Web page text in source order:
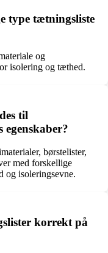
type tætningsliste
og
isolering og tæthed.
til
egenskaber?
børstelister,
med forskellige
og isoleringsevne.
korrekt på